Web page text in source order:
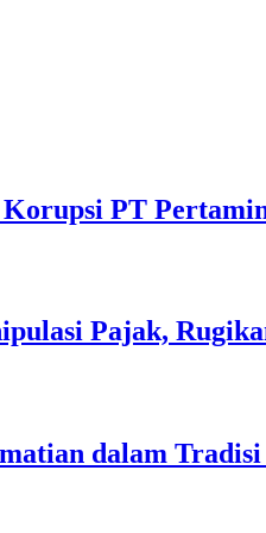
PT
Pajak,
dalam